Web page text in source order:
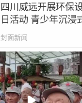
四川威远开展环保
日活动 青少年沉浸
实验室
封面新闻